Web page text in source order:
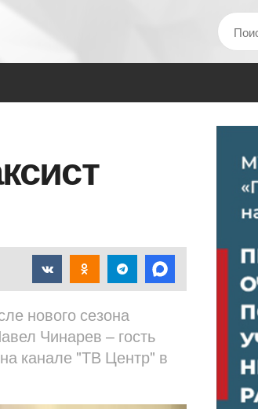
нового сезона
Чинарев – гость
канале "ТВ Центр" в